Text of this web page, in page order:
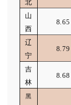
北
山
西
8.65
辽
宁
8.79
吉
林
8.68
黑